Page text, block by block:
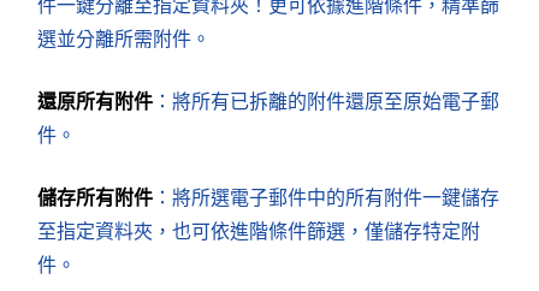
件一鍵分離至指定資料夾！更可依據進階條件，精準篩
選並分離所需附件。
還原所有附件 ：將所有已拆離的附件還原至原始電子郵
件。
儲存所有附件 ：將所選電子郵件中的所有附件一鍵儲存
至指定資料夾，也可依進階條件篩選，僅儲存特定附
件。